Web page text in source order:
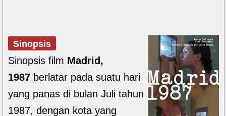
Sinopsis
Sinopsis film Madrid,
1987 berlatar pada suatu hari
yang panas di bulan Juli tahun
1987, dengan kota yang